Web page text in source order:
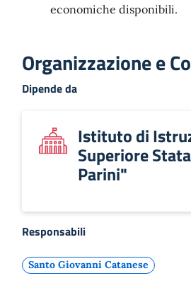
economiche disponibili.
Organizzazione e
Dipende da
Istituto di
Superiore
Parini"
Responsabili
Santo Giovanni Catanese